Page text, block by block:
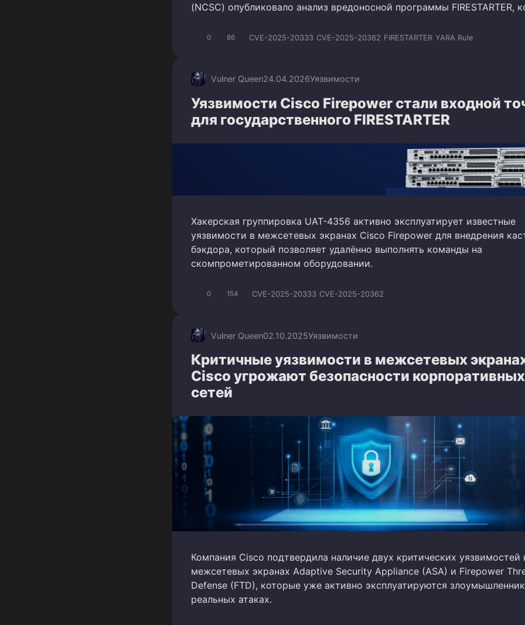
(NCSC) опубликовало анализ вредоносной программы FIRESTARTER,
0 86 CVE-2025-20333 CVE-2025-20362 FIRESTARTER YARA Rule
Vulner Queen24.04.2026Уязвимости
Уязвимости Cisco Firepower стали входной
для государственного FIRESTARTER
Хакерская группировка UAT-4356 активно эксплуатирует известные
уязвимости в межсетевых экранах Cisco Firepower для внедрения
бэкдора, который позволяет удалённо выполнять команды на
скомпрометированном оборудовании.
0 154 CVE-2025-20333 CVE-2025-20362
Vulner Queen02.10.2025Уязвимости
Критичные уязвимости в межсетевых
Cisco угрожают безопасности корпоративных
сетей
Компания Cisco подтвердила наличие двух критических уязвимостей
межсетевых экранах Adaptive Security Appliance (ASA) и Firepower
Defense (FTD), которые уже активно эксплуатируются
реальных атаках.